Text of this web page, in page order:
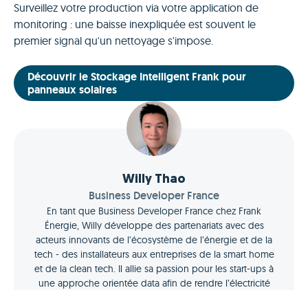
Surveillez votre production via votre application de
monitoring : une baisse inexpliquée est souvent le
premier signal qu'un nettoyage s'impose.
Découvrir le Stockage Intelligent Frank pour
panneaux solaires
Willy Thao
Business Developer France
En tant que Business Developer France chez Frank
Énergie, Willy développe des partenariats avec des
acteurs innovants de l’écosystème de l’énergie et de la
tech - des installateurs aux entreprises de la smart home
et de la clean tech. Il allie sa passion pour les start-ups à
une approche orientée data afin de rendre l’électricité